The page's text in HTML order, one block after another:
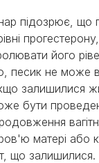
підозрює, що
його
песик не може
залишилися
бути
матері або
що залишилися.